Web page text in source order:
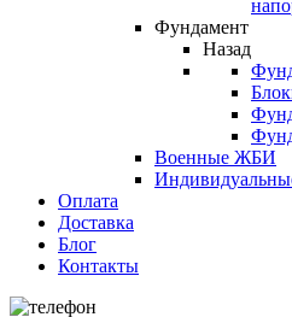
Фундамент
Назад
Военные ЖБИ
Оплата
Доставка
Блог
Контакты